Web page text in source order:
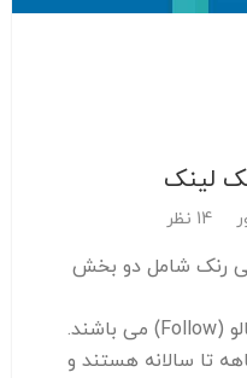
لینک
14 نظر
رنک شامل دو بخش
1) لینک های ویژه به صورت فالو (Follow) می باشند.
تا سالانه هستند و